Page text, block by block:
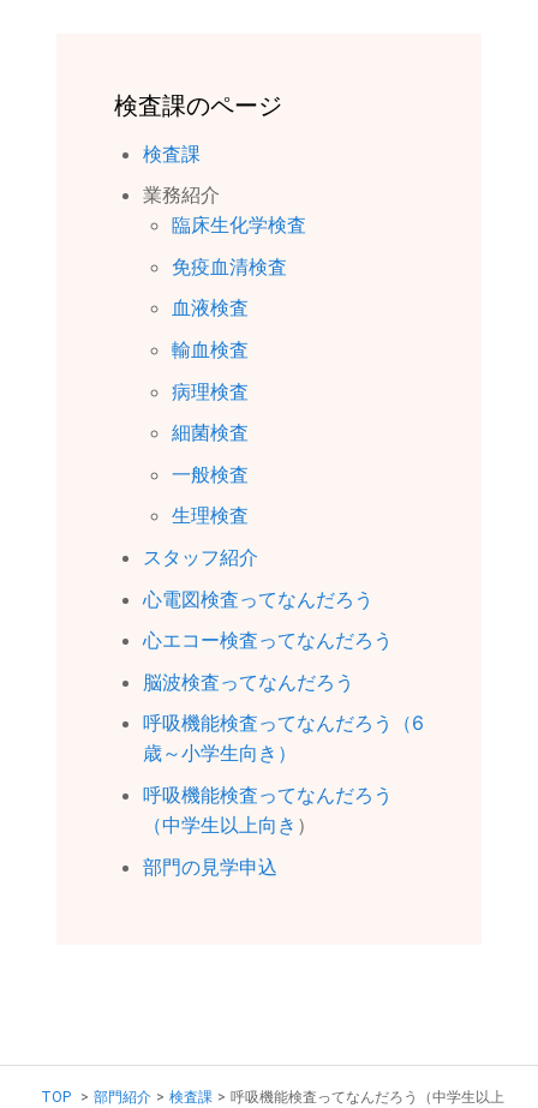
検査課のページ
検査課
業務紹介
臨床生化学検査
免疫血清検査
血液検査
輸血検査
病理検査
細菌検査
一般検査
生理検査
スタッフ紹介
心電図検査ってなんだろう
心エコー検査ってなんだろう
脳波検査ってなんだろう
呼吸機能検査ってなんだろう（6
歳～小学生向き）
呼吸機能検査ってなんだろう
（中学生以上向き ）
部門の見学申込
TOP > 部門紹介 > 検査課 > 呼吸機能検査ってなんだろう（中学生以上